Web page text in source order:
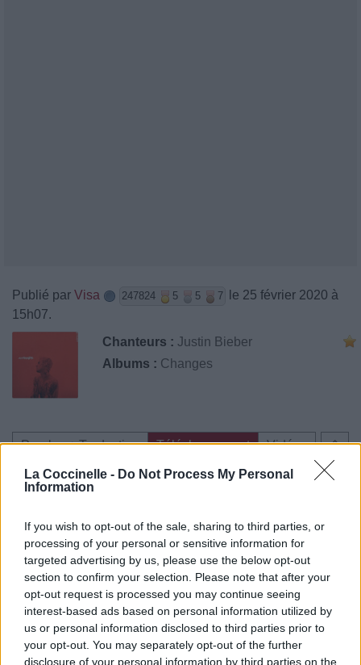
La Coccinelle - Do Not Process My Personal
Information
If you wish to opt-out of the sale, sharing to third parties, or
processing of your personal or sensitive information for
targeted advertising by us, please use the below opt-out
section to confirm your selection. Please note that after your
opt-out request is processed you may continue seeing
interest-based ads based on personal information utilized by
us or personal information disclosed to third parties prior to
your opt-out. You may separately opt-out of the further
disclosure of your personal information by third parties on the
Publié par Visa 247824 5 5 7
le 25 février 2020 à
15h07.
Chanteurs : Justin Bieber
Albums : Changes
⇑
Paroles + Traduction Téléchargement
Vidéos
Commentaires
Pour prolonger le plaisir musical :
Vous aimez chanter, apprenez la guitare chez
Télécharger légalement les MP3 sur
Télécharger légalement les MP3 ou trouver le CD sur
Trouver des vinyles et des CD sur